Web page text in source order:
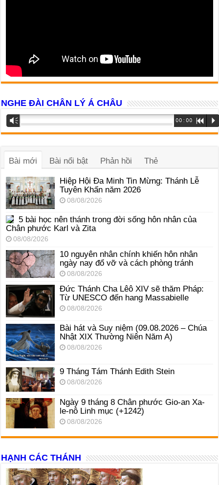
NGHE ĐÀI CHÂN LÝ Á CHÂU
Trình
phát
âm
Vm 00:00 R P
Bài mới Bài nổi bật Phản hồi Thẻ
Hiệp Hội Đa Minh Tin Mừng: Thánh Lễ
Tuyên Khấn năm 2026
08/08/2026
5 bài học nên thánh trong đời sống hôn nhân của
Chân phước Karl và Zita
08/08/2026
10 nguyên nhân chính khiến hôn nhân
ngày nay đổ vỡ và cách phòng tránh
08/08/2026
Đức Thánh Cha Lêô XIV sẽ thăm Pháp:
Từ UNESCO đến hang Massabielle
08/08/2026
Bài hát và Suy niệm (09.08.2026 – Chúa
Nhật XIX Thường Niên Năm A)
08/08/2026
9 Tháng Tám Thánh Edith Stein
08/08/2026
Ngày 9 tháng 8 Chân phước Gio-an Xa-
le-nô Linh mục (+1242)
08/08/2026
HẠNH CÁC THÁNH